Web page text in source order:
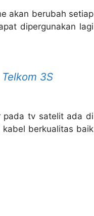
akan berubah setiap
dipergunakan lagi
3S
pada tv satelit ada di
kabel berkualitas baik